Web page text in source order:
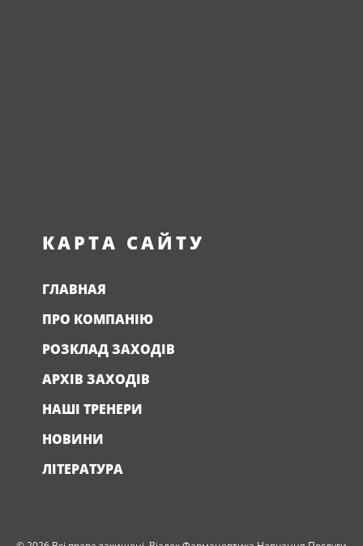
КАРТА САЙТУ
ГЛАВНАЯ
ПРО КОМПАНІЮ
РОЗКЛАД ЗАХОДІВ
АРХІВ ЗАХОДІВ
НАШІ ТРЕНЕРИ
НОВИНИ
ЛІТЕРАТУРА